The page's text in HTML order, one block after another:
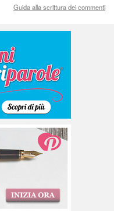
Guida alla scrittura dei commenti